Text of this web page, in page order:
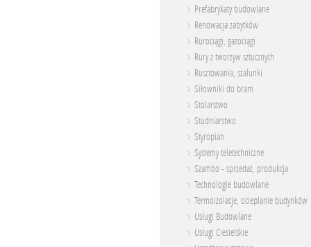
Prefabrykaty budowlane
Renowacja zabytków
Rurociągi, gazociągi
Rury z tworzyw sztucznych
Rusztowania, szalunki
Siłowniki do bram
Stolarstwo
Studniarstwo
Styropian
Systemy teletechniczne
Szambo - sprzedaż, produkcja
Technologie budowlane
Termoizolacje, ocieplanie budynków
Usługi Budowlane
Usługi Ciesielskie